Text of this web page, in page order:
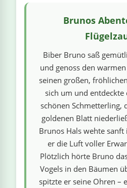
Brunos
Biber Bruno saß
und genoss den
seinen großen,
sich um und entdeckte
schönen Schmetterling,
goldenen Blatt
Brunos Hals wehte
er die Luft voller
Plötzlich hörte Bruno
Vogels in den Bäumen
spitzte er seine Ohren –